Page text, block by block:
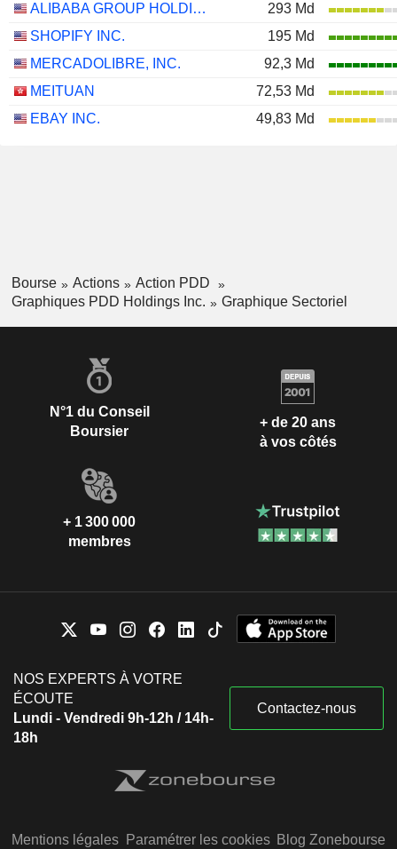
ALIBABA GROUP HOLDING LIMITED
293 Md
SHOPIFY INC.
195 Md
MERCADOLIBRE, INC.
92,3 Md
MEITUAN
72,53 Md
EBAY INC.
49,83 Md
Bourse Actions
Action PDD
Graphiques PDD Holdings Inc.
Graphique Sectoriel
N°1 du Conseil
Boursier
+ de 20 ans
à vos côtés
+ 1 300 000
membres
NOS EXPERTS À VOTRE
ÉCOUTE
Lundi - Vendredi 9h-12h / 14h-
18h
Contactez-nous
Mentions légales Paramétrer les cookies Blog Zonebourse